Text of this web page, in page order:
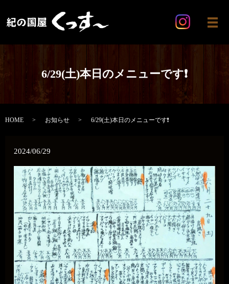
メ
6/29(土)本日のメニューです❗
HOME お知らせ 6/29(土)本日のメニューです❗
2024/06/29